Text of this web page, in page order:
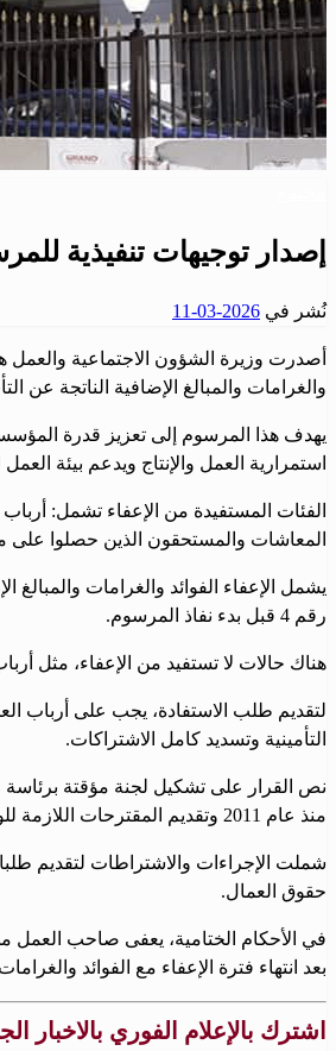
إصدار توجيهات تنفيذية للمرسوم 29 لسنة 2026 من قبل وزارة العمل والشؤون
نُشر في 2026-03-11
والغرامات والمبالغ الإضافية الناتجة عن
يهدف هذا المرسوم إلى تعزيز قدرة
استمرارية العمل والإنتاج ويدعم بيئة
الفئات المستفيدة من الإعفاء تشمل:
المعاشات والمستحقون الذين حصلوا على
رقم 4 قبل بدء نفاذ المرسوم.
هناك حالات لا تستفيد من الإعفاء، مثل
لتقديم طلب الاستفادة، يجب على أرباب
التأمينية وتسديد كامل الاشتراكات.
نص القرار على تشكيل لجنة مؤقتة برئاسة
منذ عام 2011 وتقديم المقترحات اللازمة للوزير.
شملت الإجراءات والاشتراطات لتقديم
حقوق العمال.
في الأحكام الختامية، يعفى صاحب العمل
بعد انتهاء فترة الإعفاء مع الفوائد والغرامات المترتبة.
اشترك بالإعلام الفوري بالاخبار